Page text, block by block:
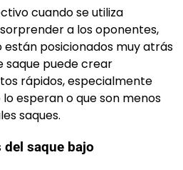
cuando se utiliza
a los oponentes,
posicionados muy atrás
saque puede crear
rápidos, especialmente
esperan o que son menos
saques.
saque bajo